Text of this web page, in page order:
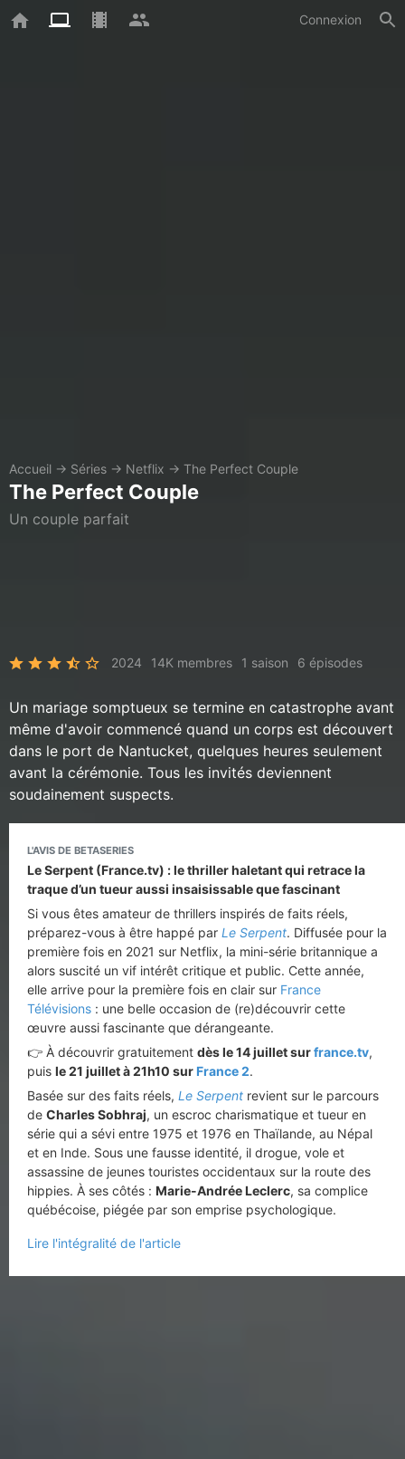
Connexion
Accueil → Séries → Netflix → The Perfect Couple
The Perfect Couple
Un couple parfait
2024 14K membres 1 saison 6 épisodes
Un mariage somptueux se termine en catastrophe avant
même d'avoir commencé quand un corps est découvert
dans le port de Nantucket, quelques heures seulement
avant la cérémonie. Tous les invités deviennent
soudainement suspects.
L'AVIS DE BETASERIES
Le Serpent (France.tv) : le thriller haletant qui retrace la
traque d’un tueur aussi insaisissable que fascinant
Si vous êtes amateur de thrillers inspirés de faits réels,
préparez-vous à être happé par Le Serpent. Diffusée pour la
première fois en 2021 sur Netflix, la mini-série britannique a
alors suscité un vif intérêt critique et public. Cette année,
elle arrive pour la première fois en clair sur France
Télévisions : une belle occasion de (re)découvrir cette
œuvre aussi fascinante que dérangeante.
👉 À découvrir gratuitement dès le 14 juillet surfrance.tv,
puis le 21 juillet à 21h10 surFrance 2.
Basée sur des faits réels, Le Serpent revient sur le parcours
de Charles Sobhraj, un escroc charismatique et tueur en
série qui a sévi entre 1975 et 1976 en Thaïlande, au Népal
et en Inde. Sous une fausse identité, il drogue, vole et
assassine de jeunes touristes occidentaux sur la route des
hippies. À ses côtés : Marie-Andrée Leclerc, sa complice
québécoise, piégée par son emprise psychologique.
Lire l'intégralité de l'article